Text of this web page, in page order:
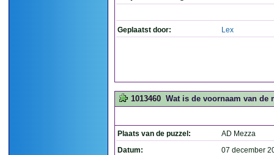
Geplaatst door: Lex
1013460 Wat is de voornaam van de
Plaats van de puzzel:
AD Mezza
Datum:
07 december